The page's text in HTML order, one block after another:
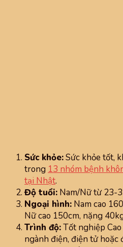
Sức khỏe:Sức khỏe tốt,
trong 13 nhóm bệnh
tại Nhật.
Độ tuổi: Nam/Nữ từ 23-
Ngoại hình: Nam cao
Nữ cao 150cm, nặng
Trình độ:Tốt nghiệp
ngành điện, điện tử hoặc